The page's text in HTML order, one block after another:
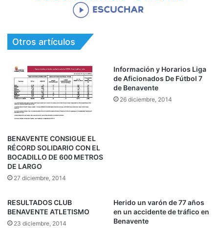
Otros artículos
BENAVENTE CONSIGUE EL
RÉCORD SOLIDARIO CON EL
BOCADILLO DE 600 METROS
DE LARGO
27 diciembre, 2014
Información y Horarios Liga
de Aficionados De Fútbol 7
de Benavente
26 diciembre, 2014
RESULTADOS CLUB
BENAVENTE ATLETISMO
23 diciembre, 2014
Herido un varón de 77 años
en un accidente de tráfico en
Benavente